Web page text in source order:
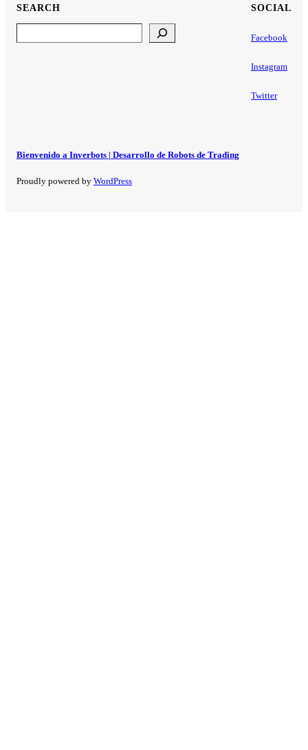
SEARCH SOCIAL
Facebook
Instagram
Twitter
Bienvenido a Inverbots | Desarrollo de Robots de Trading
Proudly powered by WordPress